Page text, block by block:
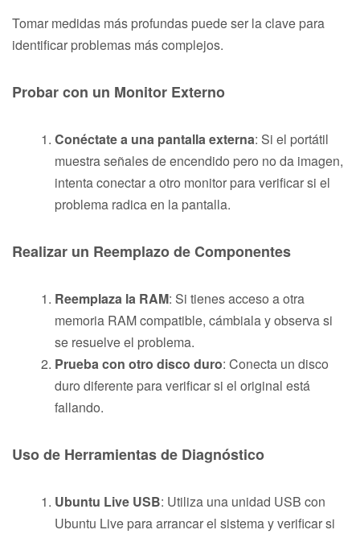
Tomar medidas más profundas puede ser la clave para
identificar problemas más complejos.
Probar con un Monitor Externo
Conéctate a una pantalla externa: Si el portátil
muestra señales de encendido pero no da imagen,
intenta conectar a otro monitor para verificar si el
problema radica en la pantalla.
Realizar un Reemplazo de Componentes
Reemplaza la RAM: Si tienes acceso a otra
memoria RAM compatible, cámbiala y observa si
se resuelve el problema.
Prueba con otro disco duro: Conecta un disco
duro diferente para verificar si el original está
fallando.
Uso de Herramientas de Diagnóstico
Ubuntu Live USB: Utiliza una unidad USB con
Ubuntu Live para arrancar el sistema y verificar si